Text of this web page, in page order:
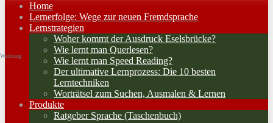
Home
Lernerfolge: Wege zur neuen Fremdsprache
Lernstrategien
Woher kommt der Ausdruck Eselsbrücke?
Wie lernt man Querlesen?
Wie lernt man Speed Reading?
Der ultimative Lernprozess: Die 10 besten
Lerntechniken
Worträtsel zum Suchen, Ausmalen & Lernen
Produkte
Ratgeber Sprache (Taschenbuch)
Werbung